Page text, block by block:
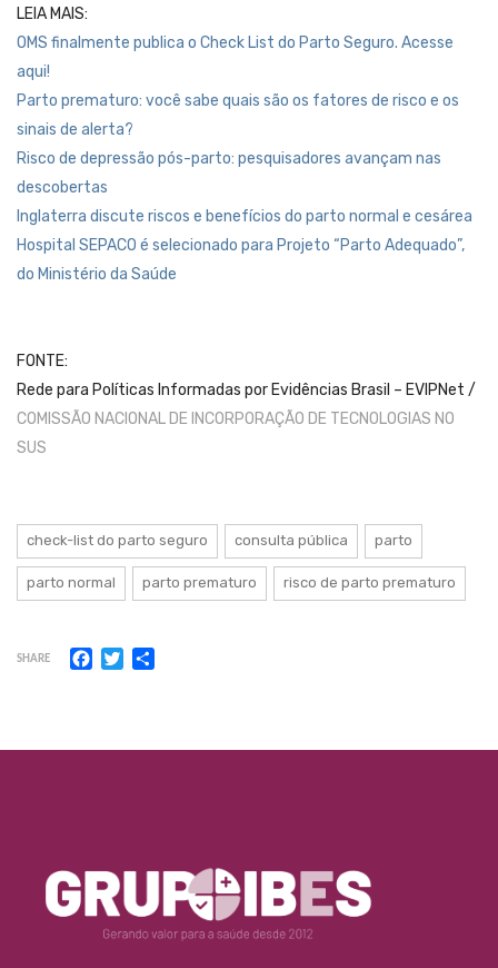
LEIA MAIS:
OMS finalmente publica o Check List do Parto Seguro. Acesse
aqui!
Parto prematuro: você sabe quais são os fatores de risco e os
sinais de alerta?
Risco de depressão pós-parto: pesquisadores avançam nas
descobertas
Inglaterra discute riscos e benefícios do parto normal e cesárea
Hospital SEPACO é selecionado para Projeto “Parto Adequado”,
do Ministério da Saúde
FONTE:
Rede para Políticas Informadas por Evidências Brasil – EVIPNet /
COMISSÃO NACIONAL DE INCORPORAÇÃO DE TECNOLOGIAS NO
SUS
check-list do parto seguro consulta pública parto
parto normal parto prematuro risco de parto prematuro
SHARE Facebook
Twitter